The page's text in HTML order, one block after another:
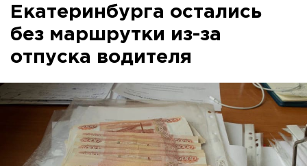
Екатеринбурга остались
без маршрутки из-за
отпуска водителя